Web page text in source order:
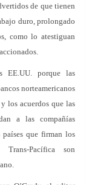
de que tienen
duro, prolongado
como lo atestiguan
EE.UU. porque las
norteamericanos
los acuerdos que las
a las compañías
países que firman los
Pacífica son